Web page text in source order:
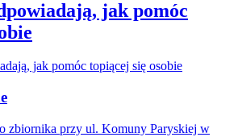
jak pomóc
zbiornika przy ul. Komuny Paryskiej w